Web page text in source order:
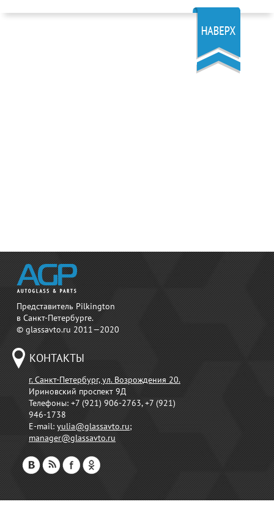
Представитель Pilkington
в Санкт-Петербурге.
© glassavto.ru 2011—2020
КОНТАКТЫ
г. Санкт-Петербург, ул. Возрождения 20.
Ириновский проспект 9Д
Телефоны:+7 (921) 906-2763, +7 (921)
946-1738
E-mail:yulia@glassavto.ru;
manager@glassavto.ru